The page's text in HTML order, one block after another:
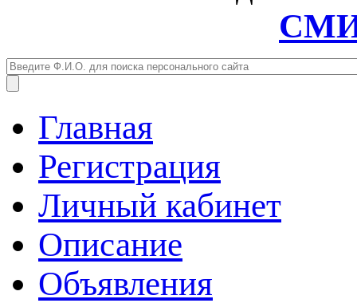
Главная
Регистрация
Личный кабинет
Описание
Объявления